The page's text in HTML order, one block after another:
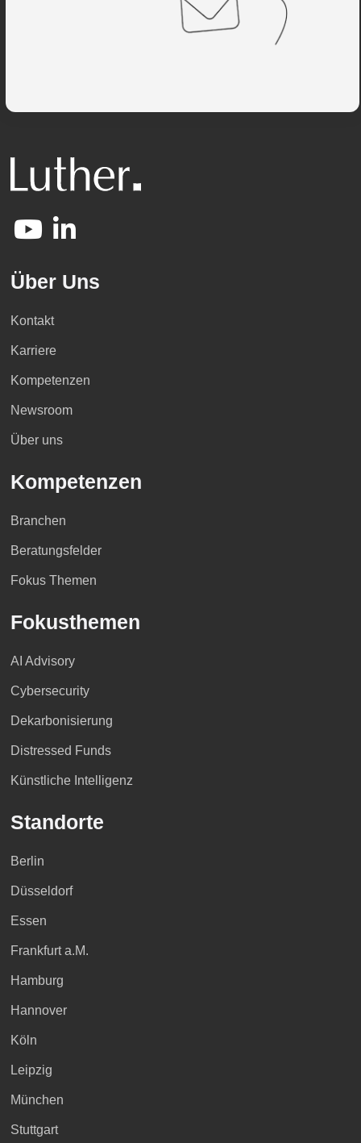
Über Uns
Kontakt
Karriere
Kompetenzen
Newsroom
Über uns
Kompetenzen
Branchen
Beratungsfelder
Fokus Themen
Fokusthemen
AI Advisory
Cybersecurity
Dekarbonisierung
Distressed Funds
Künstliche Intelligenz
Standorte
Berlin
Düsseldorf
Essen
Frankfurt a.M.
Hamburg
Hannover
Köln
Leipzig
München
Stuttgart